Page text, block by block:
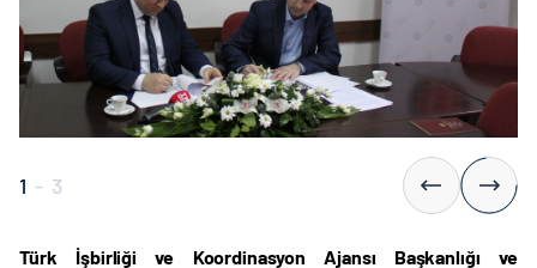
1 - 3
Türk İşbirliği ve Koordinasyon Ajansı Başkanlığı ve